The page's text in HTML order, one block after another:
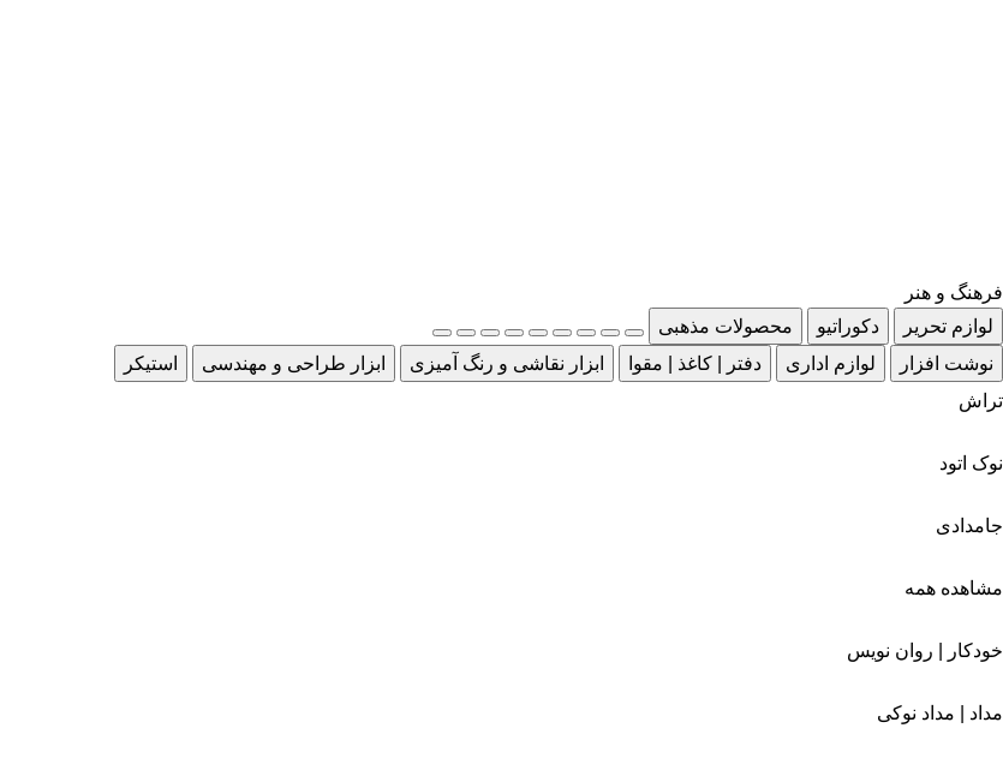
فرهنگ و هنر
لوازم تحریر
دکوراتیو
محصولات مذهبی
نوشت افزار
لوازم اداری دفتر | کاغذ | مقوا ابزار نقاشی و رنگ آمیزی ابزار طراحی و مهندسی
استیکر
تراش
نوک اتود
جامدادی
مشاهده همه
خودکار | روان نویس
مداد | مداد نوکی